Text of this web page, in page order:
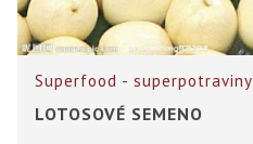
Superfood - superpotraviny
LOTOSOVÉ SEMENO